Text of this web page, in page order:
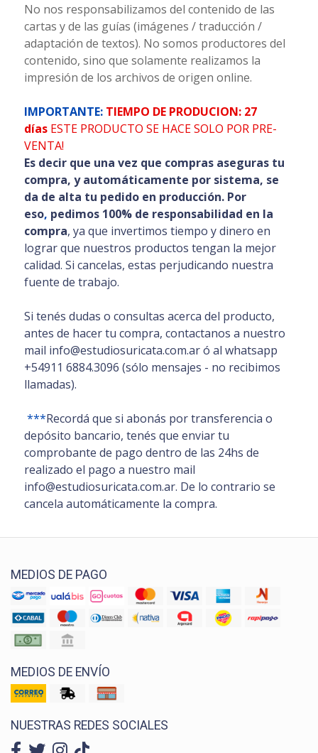
No nos responsabilizamos del contenido de las
cartas y de las guías (imágenes / traducción /
adaptación de textos). No somos productores del
contenido, sino que solamente realizamos la
impresión de los archivos de origen online.
IMPORTANTE: TIEMPO DE PRODUCION: 27
días ESTE PRODUCTO SE HACE SOLO POR PRE-
VENTA!
Es decir que una vez que compras aseguras tu
compra, y automáticamente por sistema, se
da de alta tu pedido en producción. Por
eso, pedimos 100% de responsabilidad en la
compra, ya que invertimos tiempo y dinero en
lograr que nuestros productos tengan la mejor
calidad. Si cancelas, estas perjudicando nuestra
fuente de trabajo.
Si tenés dudas o consultas acerca del producto,
antes de hacer tu compra, contactanos a nuestro
mail info@estudiosuricata.com.ar ó al whatsapp
+54911 6884.3096 (sólo mensajes - no recibimos
llamadas).
***Recordá que si abonás por transferencia o
depósito bancario, tenés que enviar tu
comprobante de pago dentro de las 24hs de
realizado el pago a nuestro mail
info@estudiosuricata.com.ar. De lo contrario se
cancela automáticamente la compra.
MEDIOS DE PAGO
MEDIOS DE ENVÍO
NUESTRAS REDES SOCIALES